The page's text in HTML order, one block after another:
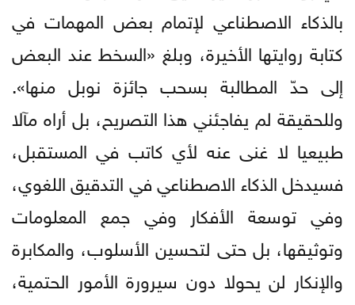
بالذكاء الاصطناعي لإتمام بعض المهمات في
كتابة روايتها الأخيرة، وبلغ «السخط عند البعض
إلى حدّ المطالبة بسحب جائزة نوبل منها».
وللحقيقة لم يفاجئني هذا التصريح، بل أراه مآلا
طبيعيا لا غنى عنه لأي كاتب في المستقبل،
فسيدخل الذكاء الاصطناعي في التدقيق اللغوي،
وفي توسعة الأفكار وفي جمع المعلومات
وتوثيقها، بل حتى لتحسين الأسلوب، والمكابرة
والإنكار لن يحولا دون سيرورة الأمور الحتمية،